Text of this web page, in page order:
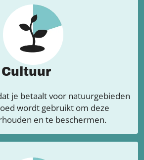
je betaalt voor natuurgebieden
wordt gebruikt om deze
en te beschermen.